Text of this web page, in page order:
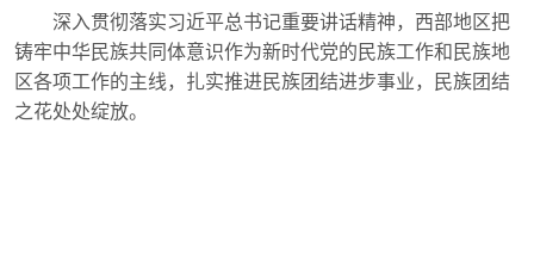
深入贯彻落实习近平总书记重要讲话精神，西部地区把
铸牢中华民族共同体意识作为新时代党的民族工作和民族地
区各项工作的主线，扎实推进民族团结进步事业，民族团结
之花处处绽放。